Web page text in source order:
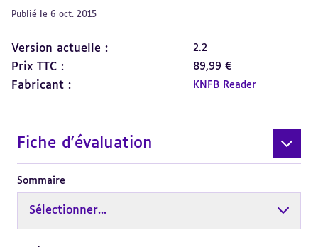
Publié le 6 oct. 2015
Version actuelle : 2.2
Prix TTC : 89,99 €
Fabricant : KNFB Reader
Fiche d'évaluation
Sommaire
Sélectionner...